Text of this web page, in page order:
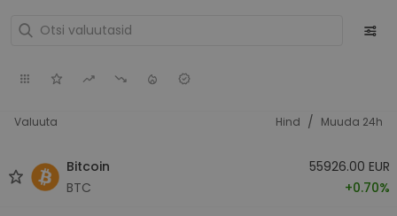
Valuuta Hind / Muuda 24h
Bitcoin
BTC
55926.00 EUR
+0.70%